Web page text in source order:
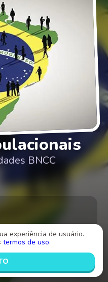
BNCC
experiência de usuário.
termos de uso.